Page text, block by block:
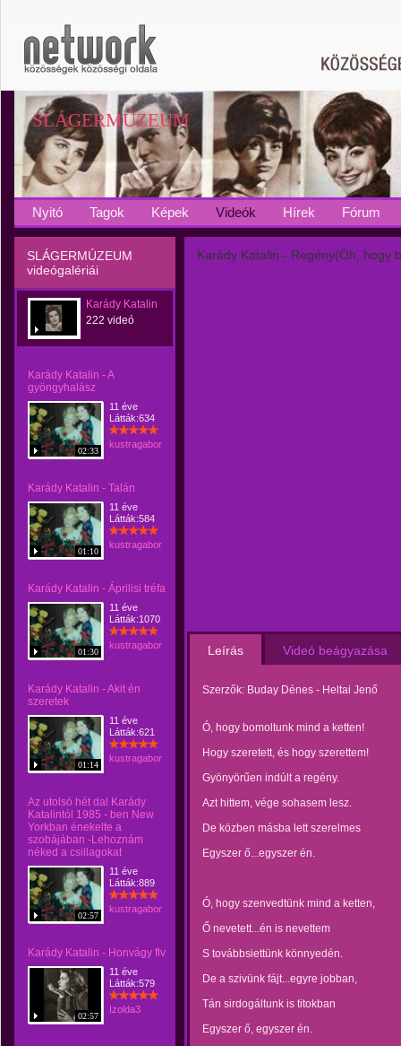
SLÁGERMÚZEUM
Nyitó Tagok Képek Videók Hírek Fórum
SLÁGERMÚZEUM
videógalériái
Karády Katalin
222 videó
Karády Katalin - A
gyöngyhalász
02:33
11 éve
Látták:634
kustragabor
Karády Katalin - Talán
01:10
11 éve
Látták:584
kustragabor
Karády Katalin - Áprilisi tréfa
01:30
11 éve
Látták:1070
kustragabor
Karády Katalin - Akit én
szeretek
01:14
11 éve
Látták:621
kustragabor
Az utolsó hét dal Karády
Katalintól 1985 - ben New
Yorkban énekelte a
szobájában -Lehoznám
néked a csillagokat
02:57
11 éve
Látták:889
kustragabor
Karády Katalin - Honvágy flv
02:57
11 éve
Látták:579
Izolda3
Karády Katalin - Regény(Óh, hogy
Leírás Videó beágyazása
Szerzők: Buday Dénes - Heltai Jenő
Ó, hogy bomoltunk mind a ketten!
Hogy szeretett, és hogy szerettem!
Gyönyörűen indúlt a regény.
Azt hittem, vége sohasem lesz.
De közben másba lett szerelmes
Egyszer ő...egyszer én.
Ó, hogy szenvedtünk mind a ketten,
Ő nevetett...én is nevettem
S továbbsiettünk könnyedén.
De a szivünk fájt...egyre jobban,
Tán sirdogáltunk is titokban
Egyszer ő, egyszer én.